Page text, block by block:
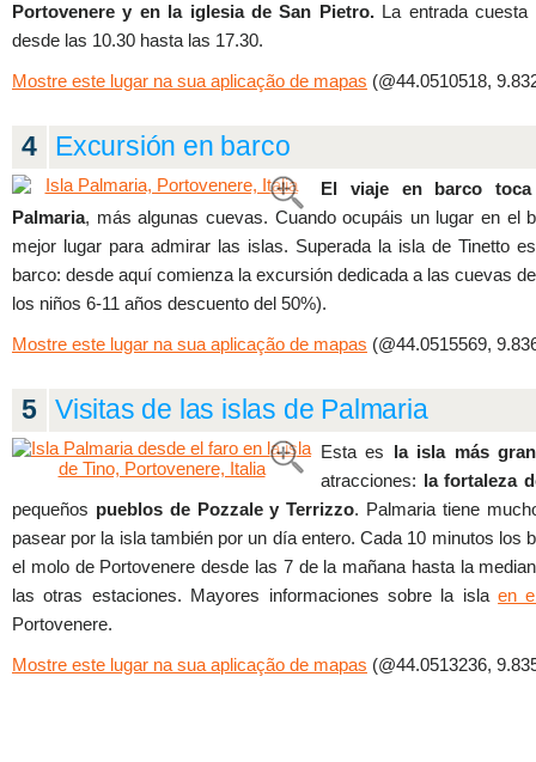
Portovenere y en la iglesia de San Pietro.La entrada cuesta
desde las 10.30 hasta las 17.30.
Mostre este lugar na sua aplicação de mapas (@44.0510518,
4 Excursión en barco
El viaje en barco
Palmaria, más algunas cuevas. Cuando ocupáis un lugar en el
mejor lugar para admirar las islas. Superada la isla de Tinetto
barco: desde aquí comienza la excursión dedicada a las cuevas
los niños 6-11 años descuento del 50%).
Mostre este lugar na sua aplicação de mapas (@44.0515569,
5 Visitas de las islas de Palmaria
Esta es la isla más
atracciones: la fortaleza
pequeños pueblos de Pozzale y Terrizzo. Palmaria tiene
pasear por la isla también por un día entero. Cada 10 minutos los
el molo de Portovenere desde las 7 de la mañana hasta la
las otras estaciones. Mayores informaciones sobre la islaen
Portovenere.
Mostre este lugar na sua aplicação de mapas (@44.0513236,